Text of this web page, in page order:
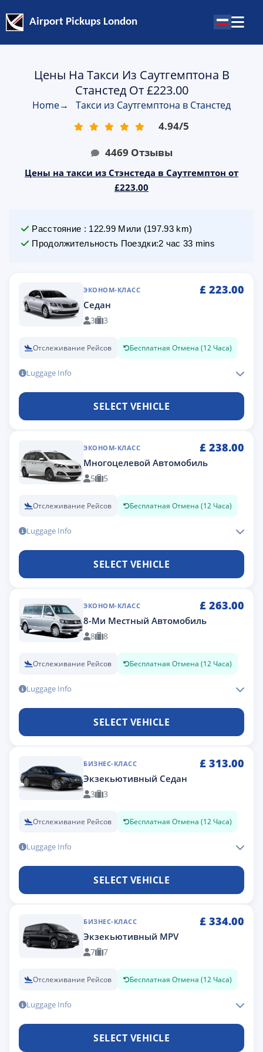
Airport Pickups London
Цены На Такси Из Саутгемптона В
Станстед От £223.00
Home→ Такси из Саутгемптона в Станстед
4.94/5
4469 Отзывы
Цены на такси из Стэнстеда в Саутгемптон от
£223.00
Расстояние : 122.99 Мили (197.93km)
Продолжительность Поездки:2 час 33 mins
ЭКОНОМ-КЛАСС £ 223.00
Седан
3 3
Отслеживание Рейсов Бесплатная Отмена (12 Часа)
Luggage Info
SELECT VEHICLE
ЭКОНОМ-КЛАСС £ 238.00
Многоцелевой Автомобиль
5 5
Отслеживание Рейсов Бесплатная Отмена (12 Часа)
Luggage Info
SELECT VEHICLE
ЭКОНОМ-КЛАСС £ 263.00
8-Ми Местный Автомобиль
8 8
Отслеживание Рейсов Бесплатная Отмена (12 Часа)
Luggage Info
SELECT VEHICLE
БИЗНЕС-КЛАСС £ 313.00
Экзекьютивный Седан
3 3
Отслеживание Рейсов Бесплатная Отмена (12 Часа)
Luggage Info
SELECT VEHICLE
БИЗНЕС-КЛАСС £ 334.00
Экзекьютивный MPV
7 7
Отслеживание Рейсов Бесплатная Отмена (12 Часа)
Luggage Info
SELECT VEHICLE